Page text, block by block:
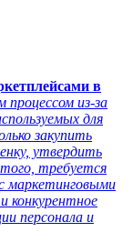
в
процессом из-за
для
закупить
утвердить
требуется
маркетинговыми
конкурентное
персонала и